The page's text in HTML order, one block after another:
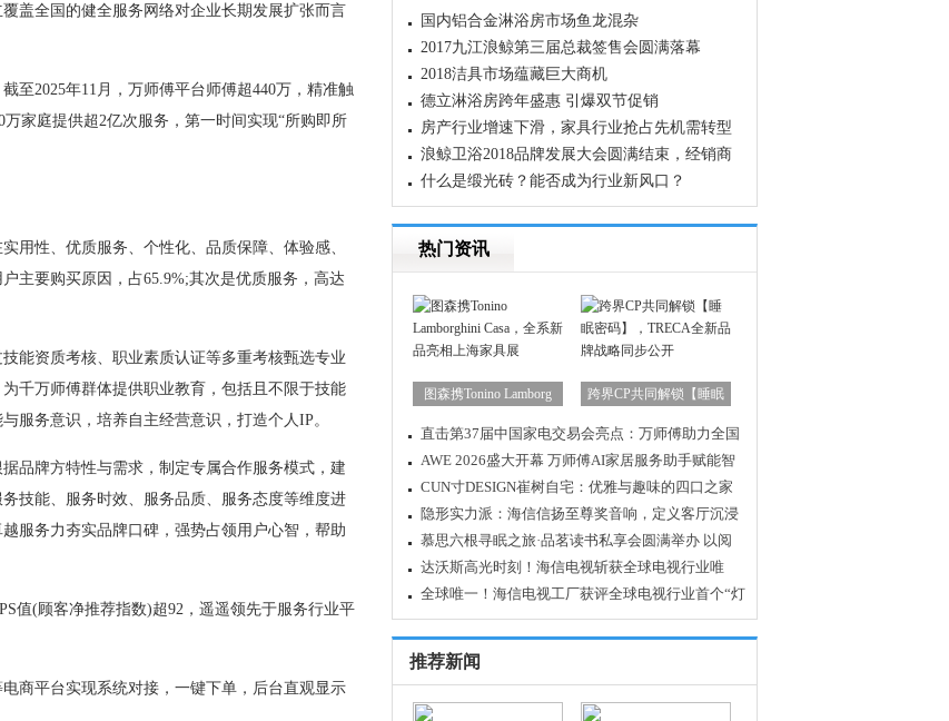
盖全国的健全服务网络对企业长期发展扩张而言
2025年11月，万师傅平台师傅超440万，精准触
家庭提供超2亿次服务，第一时间实现“所购即所
性、优质服务、个性化、品质保障、体验感、
主要购买原因，占65.9%;其次是优质服务，高达
资质考核、职业素质认证等多重考核甄选专业
千万师傅群体提供职业教育，包括且不限于技能
服务意识，培养自主经营意识，打造个人IP。
牌方特性与需求，制定专属合作服务模式，建
技能、服务时效、服务品质、服务态度等维度进
服务力夯实品牌口碑，强势占领用户心智，帮助
(顾客净推荐指数)超92，遥遥领先于服务行业平
平台实现系统对接，一键下单，后台直观显示
国内铝合金淋浴房市场鱼龙混杂
2017九江浪鲸第三届总裁签售会圆满落幕
2018洁具市场蕴藏巨大商机
德立淋浴房跨年盛惠 引爆双节促销
房产行业增速下滑，家具行业抢占先机需转型
升级
浪鲸卫浴2018品牌发展大会圆满结束，经销商
家人们齐聚浪鲸总
什么是缎光砖？能否成为行业新风口？
热门资讯
图森携Tonino Lamborg 跨界CP共同解锁【睡眠
直击第37届中国家电交易会亮点：万师傅助力全国
家电高效交付
AWE 2026盛大开幕 万师傅AI家居服务助手赋能智
慧生态落地
CUN寸DESIGN崔树自宅：优雅与趣味的四口之家
隐形实力派：海信信扬至尊奖音响，定义客厅沉浸
影音新日常
慕思六根寻眠之旅·品茗读书私享会圆满举办 以阅
读滋养睡
达沃斯高光时刻！海信电视斩获全球电视行业唯
一“灯塔工厂”
全球唯一！海信电视工厂获评全球电视行业首个“灯
塔工厂”
推荐新闻